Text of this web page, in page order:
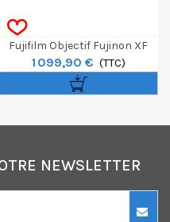
Fujifilm Objectif Fujinon XF
56mm F/1.2 R WR
1 099,90 € (TTC)
NEWSLETTER